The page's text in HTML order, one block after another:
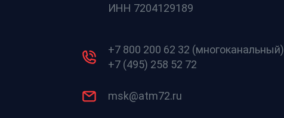
ИНН 7204129189
+7 800 200 62 32 (многоканальный)
+7 (495) 258 52 72
msk@atm72.ru